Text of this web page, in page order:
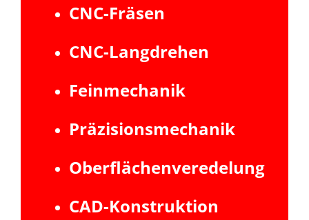
CNC-Fräsen
CNC-Langdrehen
Feinmechanik
Präzisionsmechanik
Oberflächenveredelung
CAD-Konstruktion